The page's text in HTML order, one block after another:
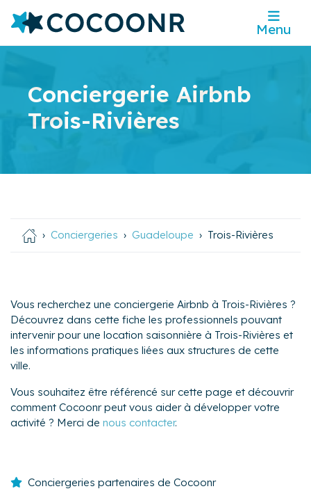
Menu
Conciergerie Airbnb
Trois-Rivières
Conciergeries Guadeloupe Trois-Rivières
Vous recherchez une conciergerie Airbnb à Trois-Rivières ?
Découvrez dans cette fiche les professionnels pouvant
intervenir pour une location saisonnière à Trois-Rivières et
les informations pratiques liées aux structures de cette
ville.
Vous souhaitez être référencé sur cette page et découvrir
comment Cocoonr peut vous aider à développer votre
activité ? Merci de nous contacter.
Conciergeries partenaires de Cocoonr